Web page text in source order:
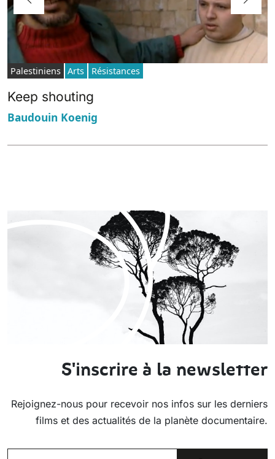
Palestiniens Arts Résistances
Keep shouting
Baudouin Koenig
S'inscrire à la newsletter
Rejoignez-nous pour recevoir nos infos sur les derniers
films et des actualités de la planète documentaire.
EMAIL